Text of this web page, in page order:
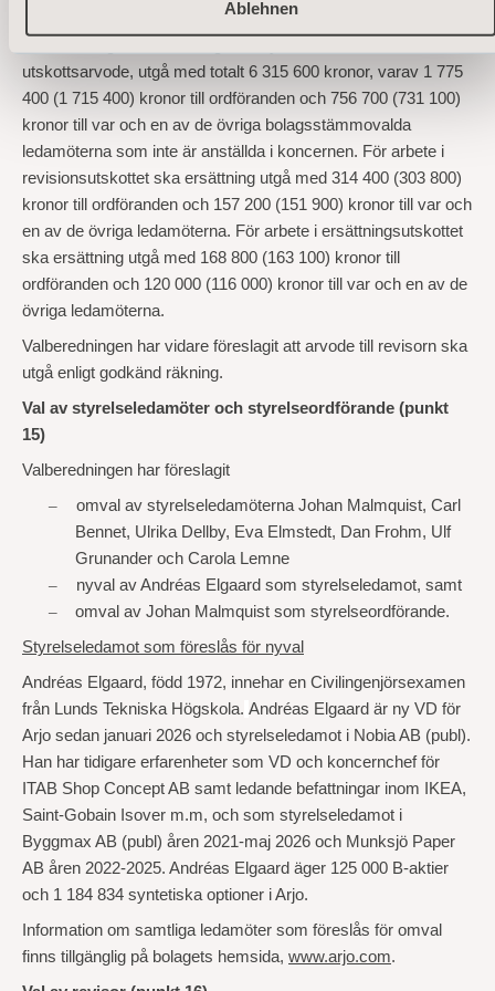
Ablehnen
Arvode till styrelseledamöter och revisorer (punkt 14)
utskottsarvode, utgå med totalt 6 315 600 kronor, varav 1 775
400 (1 715 400) kronor till ordföranden och 756 700 (731 100)
kronor till var och en av de övriga bolagsstämmovalda
ledamöterna som inte är anställda i koncernen. För arbete i
revisionsutskottet ska ersättning utgå med 314 400 (303 800)
kronor till ordföranden och 157 200 (151 900) kronor till var och
en av de övriga ledamöterna. För arbete i ersättningsutskottet
ska ersättning utgå med 168 800 (163 100) kronor till
ordföranden och 120 000 (116 000) kronor till var och en av de
övriga ledamöterna.
Valberedningen har vidare föreslagit att arvode till revisorn ska
utgå enligt godkänd räkning.
Val av styrelseledamöter och styrelseordförande (punkt
15)
Valberedningen har föreslagit
–
omval av styrelseledamöterna Johan Malmquist, Carl
Bennet, Ulrika Dellby, Eva Elmstedt, Dan Frohm, Ulf
Grunander och Carola Lemne
–
nyval av Andréas Elgaard som styrelseledamot, samt
–
omval av Johan Malmquist som styrelseordförande.
Styrelseledamot som föreslås för nyval
Andréas Elgaard, född 1972, innehar en Civilingenjörsexamen
från Lunds Tekniska Högskola. Andréas Elgaard är ny VD för
Arjo sedan januari 2026 och styrelseledamot i Nobia AB (publ).
Han har tidigare erfarenheter som VD och koncernchef för
ITAB Shop Concept AB samt ledande befattningar inom IKEA,
Saint-Gobain Isover m.m, och som styrelseledamot i
Byggmax AB (publ) åren 2021-maj 2026 och Munksjö Paper
AB åren 2022-2025. Andréas Elgaard äger 125 000 B-aktier
och 1 184 834 syntetiska optioner i Arjo.
Information om samtliga ledamöter som föreslås för omval
finns tillgänglig på bolagets hemsida, www.arjo.com.